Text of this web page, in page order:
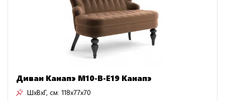
Диван Канапэ M10-B-E19 Канапэ
ШxВxГ, см: 118x77x70